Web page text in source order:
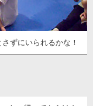
ずにいられるかな！